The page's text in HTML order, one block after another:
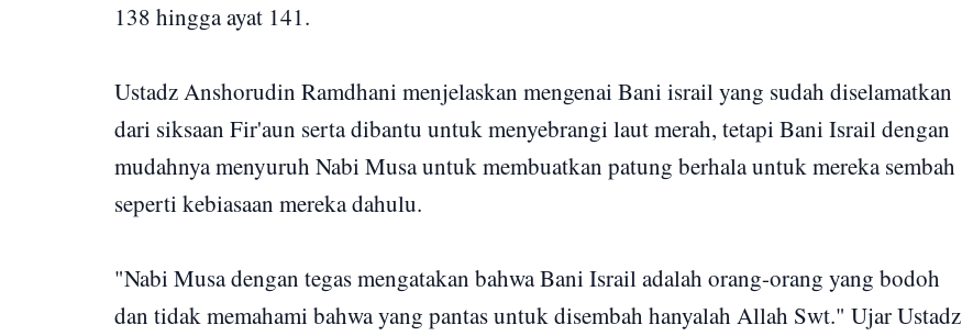
138 hingga ayat 141.
Ustadz Anshorudin Ramdhani menjelaskan mengenai Bani israil yang sudah diselamatkan
dari siksaan Fir'aun serta dibantu untuk menyebrangi laut merah, tetapi Bani Israil dengan
mudahnya menyuruh Nabi Musa untuk membuatkan patung berhala untuk mereka sembah
seperti kebiasaan mereka dahulu.
"Nabi Musa dengan tegas mengatakan bahwa Bani Israil adalah orang-orang yang bodoh
dan tidak memahami bahwa yang pantas untuk disembah hanyalah Allah Swt." Ujar Ustadz